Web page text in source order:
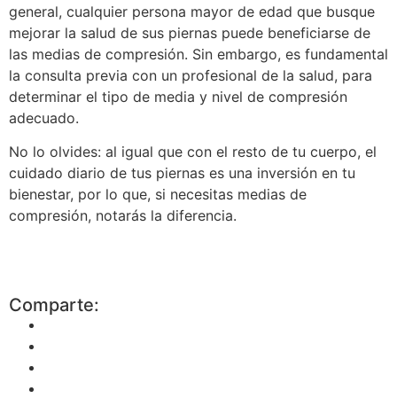
general, cualquier persona mayor de edad que busque
mejorar la salud de sus piernas puede beneficiarse de
las medias de compresión. Sin embargo, es fundamental
la consulta previa con un profesional de la salud, para
determinar el tipo de media y nivel de compresión
adecuado.
No lo olvides: al igual que con el resto de tu cuerpo, el
cuidado diario de tus piernas es una inversión en tu
bienestar, por lo que, si necesitas medias de
compresión, notarás la diferencia.
Comparte: